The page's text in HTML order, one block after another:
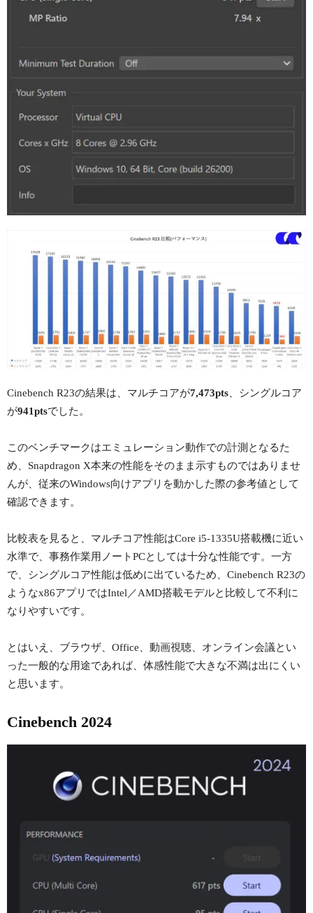
Cinebench R23の結果は、マルチコアが7,473pts 、シングルコア
が941ptsでした。
このベンチマークはエミュレーション動作での計測となるた
め、Snapdragon X本来の性能をそのまま示すものではありませ
んが、従来のWindows向けアプリを動かした際の参考値として
確認できます。
比較表を見ると、マルチコア性能はCore i5-1335U搭載機に近い
水準で、事務作業用ノートPCとしては十分な性能です。一方
で、シングルコア性能は低めに出ているため、Cinebench R23の
ようなx86アプリではIntel／AMD搭載モデルと比較して不利に
なりやすいです。
とはいえ、ブラウザ、Office、動画視聴、オンライン会議とい
った一般的な用途であれば、体感性能で大きな不満は出にくい
と思います。
Cinebench 2024